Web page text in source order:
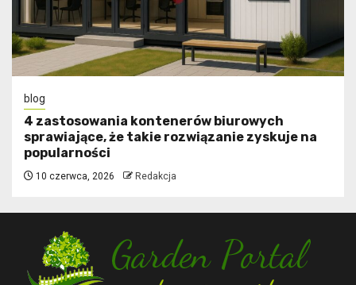
blog
4 zastosowania kontenerów biurowych
sprawiające, że takie rozwiązanie zyskuje na
popularności
10 czerwca, 2026 Redakcja